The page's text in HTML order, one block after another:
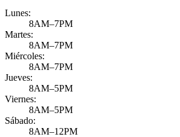
Lunes:
8AM–7PM
Martes:
8AM–7PM
Miércoles:
8AM–7PM
Jueves:
8AM–5PM
Viernes:
8AM–5PM
Sábado:
8AM–12PM